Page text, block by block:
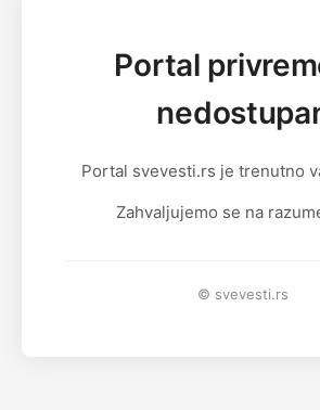
Portal
Portal svevesti.rs je trenutno
Zahvaljujemo se na
© svevesti.rs